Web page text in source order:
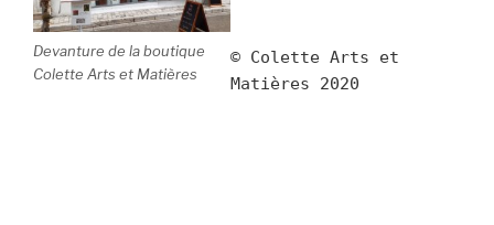
Devanture de la boutique
Colette Arts et Matières
© Colette Arts et
Matières 2020